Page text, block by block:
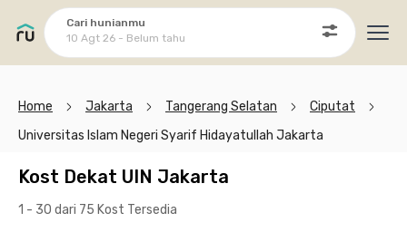
Cari hunianmu
10 Agt 26 - Belum tahu
Home Jakarta Tangerang Selatan
Ciputat
Universitas Islam Negeri Syarif Hidayatullah Jakarta
Kost Dekat UIN Jakarta
1 - 30 dari 75 Kost Tersedia